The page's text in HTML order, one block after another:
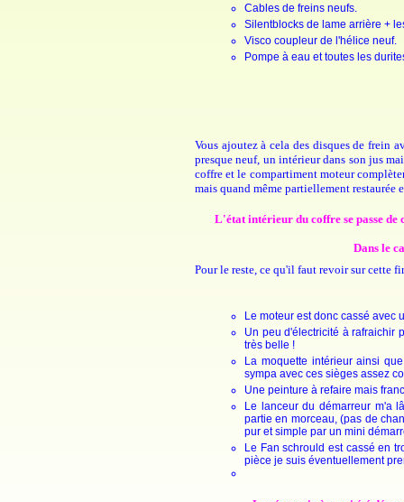
Cables de freins neufs.
Silentblocks de lame arrière +
Visco coupleur de l'hélice neuf.
Pompe à eau et toutes les
Vous ajoutez à cela des disques de frein
presque neuf, un intérieur dans son jus
coffre et le compartiment moteur
mais quand même partiellement restaurée
L'état intérieur du coffre se passe de
Dans le
Pour le reste, ce qu'il faut revoir sur cette
Le moteur est donc cassé avec
Un peu d'électricité à rafraichir
très belle !
La moquette intérieur ainsi
sympa avec ces sièges assez
Une peinture à refaire mais
Le lanceur du démarreur m'a
partie en morceau, (pas de
pur et simple par un mini
Le Fan schrould est cassé en
pièce je suis éventuellement